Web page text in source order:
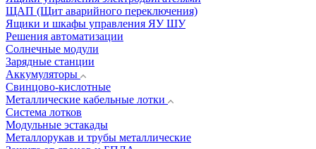
ЩАП (Щит аварийного переключения)
Ящики и шкафы управления ЯУ ШУ
Решения автоматизации
Солнечные модули
Зарядные станции
Аккумуляторы
Свинцово-кислотные
Металлические кабельные лотки
Система лотков
Модульные эстакады
Металлорукав и трубы металлические